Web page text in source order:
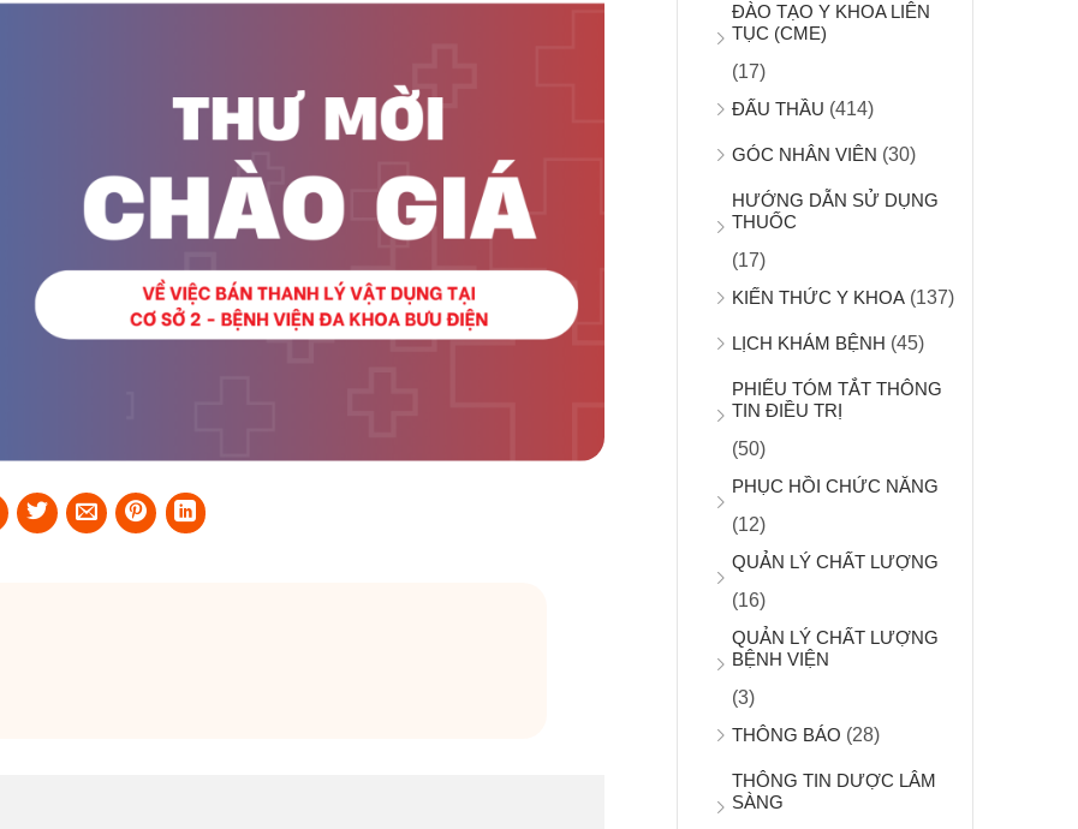
ĐÀO TẠO Y KHOA LIÊN
TỤC (CME)
(17)
ĐẤU THẦU (414)
GÓC NHÂN VIÊN (30)
HƯỚNG DẪN SỬ DỤNG
THUỐC
(17)
KIẾN THỨC Y KHOA(137)
LỊCH KHÁM BỆNH (45)
PHIẾU TÓM TẮT THÔNG
TIN ĐIỀU TRỊ
(50)
PHỤC HỒI CHỨC NĂNG
(12)
QUẢN LÝ CHẤT LƯỢNG
(16)
QUẢN LÝ CHẤT LƯỢNG
BỆNH VIỆN
(3)
THÔNG BÁO (28)
THÔNG TIN DƯỢC LÂM
SÀNG